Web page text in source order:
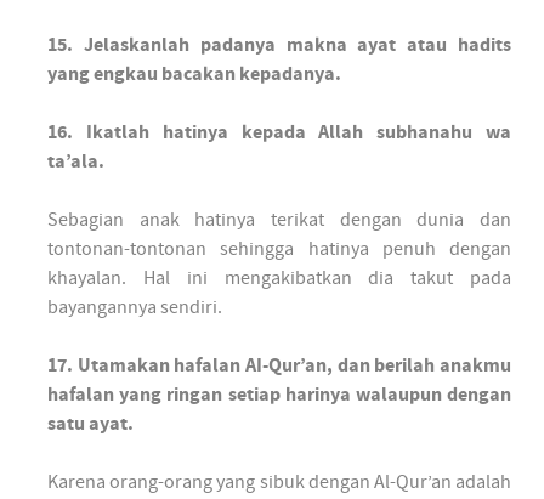
15. Jelaskanlah padanya makna ayat atau hadits
yang engkau bacakan kepadanya.
16. Ikatlah hatinya kepada Allah subhanahu wa
ta’ala.
Sebagian anak hatinya terikat dengan dunia dan
tontonan-tontonan sehingga hatinya penuh dengan
khayalan. Hal ini mengakibatkan dia takut pada
bayangannya sendiri.
17. Utamakan hafalan AI-Qur’an, dan berilah anakmu
hafalan yang ringan setiap harinya walaupun dengan
satu ayat.
Karena orang-orang yang sibuk dengan Al-Qur’an adalah